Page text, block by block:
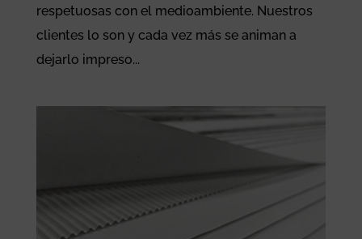
respetuosas con el medioambiente. Nuestros
clientes lo son y cada vez más se animan a
dejarlo impreso...